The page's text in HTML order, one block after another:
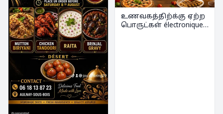
உணவகத்திற்க்கு ஏற்ற
பொருட்கள் électronique